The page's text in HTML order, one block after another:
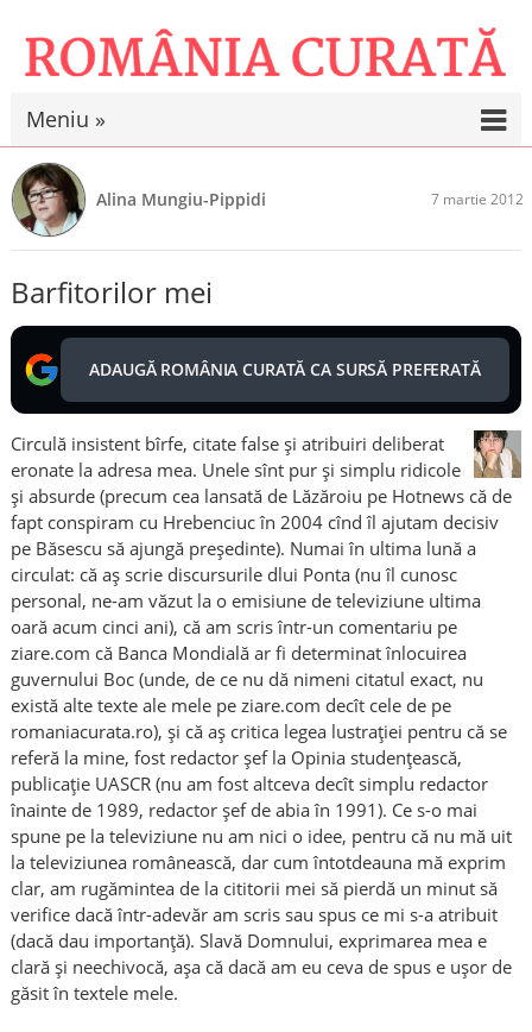
Meniu »
Alina Mungiu-Pippidi 7 martie 2012
Barfitorilor mei
ADAUGĂ ROMÂNIA CURATĂ CA SURSĂ PREFERATĂ
Circulă insistent bîrfe, citate false și atribuiri deliberat
eronate la adresa mea. Unele sînt pur și simplu ridicole
și absurde (precum cea lansată de Lăzăroiu pe Hotnews că de
fapt conspiram cu Hrebenciuc în 2004 cînd îl ajutam decisiv
pe Băsescu să ajungă președinte). Numai în ultima lună a
circulat: că aș scrie discursurile dlui Ponta (nu îl cunosc
personal, ne-am văzut la o emisiune de televiziune ultima
oară acum cinci ani), că am scris într-un comentariu pe
ziare.com că Banca Mondială ar fi determinat înlocuirea
guvernului Boc (unde, de ce nu dă nimeni citatul exact, nu
există alte texte ale mele pe ziare.com decît cele de pe
romaniacurata.ro), și că aș critica legea lustrației pentru că se
referă la mine, fost redactor șef la Opinia studențească,
publicație UASCR (nu am fost altceva decît simplu redactor
înainte de 1989, redactor șef de abia în 1991). Ce s-o mai
spune pe la televiziune nu am nici o idee, pentru că nu mă uit
la televiziunea românească, dar cum întotdeauna mă exprim
clar, am rugămintea de la cititorii mei să pierdă un minut să
verifice dacă într-adevăr am scris sau spus ce mi s-a atribuit
(dacă dau importanță). Slavă Domnului, exprimarea mea e
clară și neechivocă, așa că dacă am eu ceva de spus e ușor de
găsit în textele mele.